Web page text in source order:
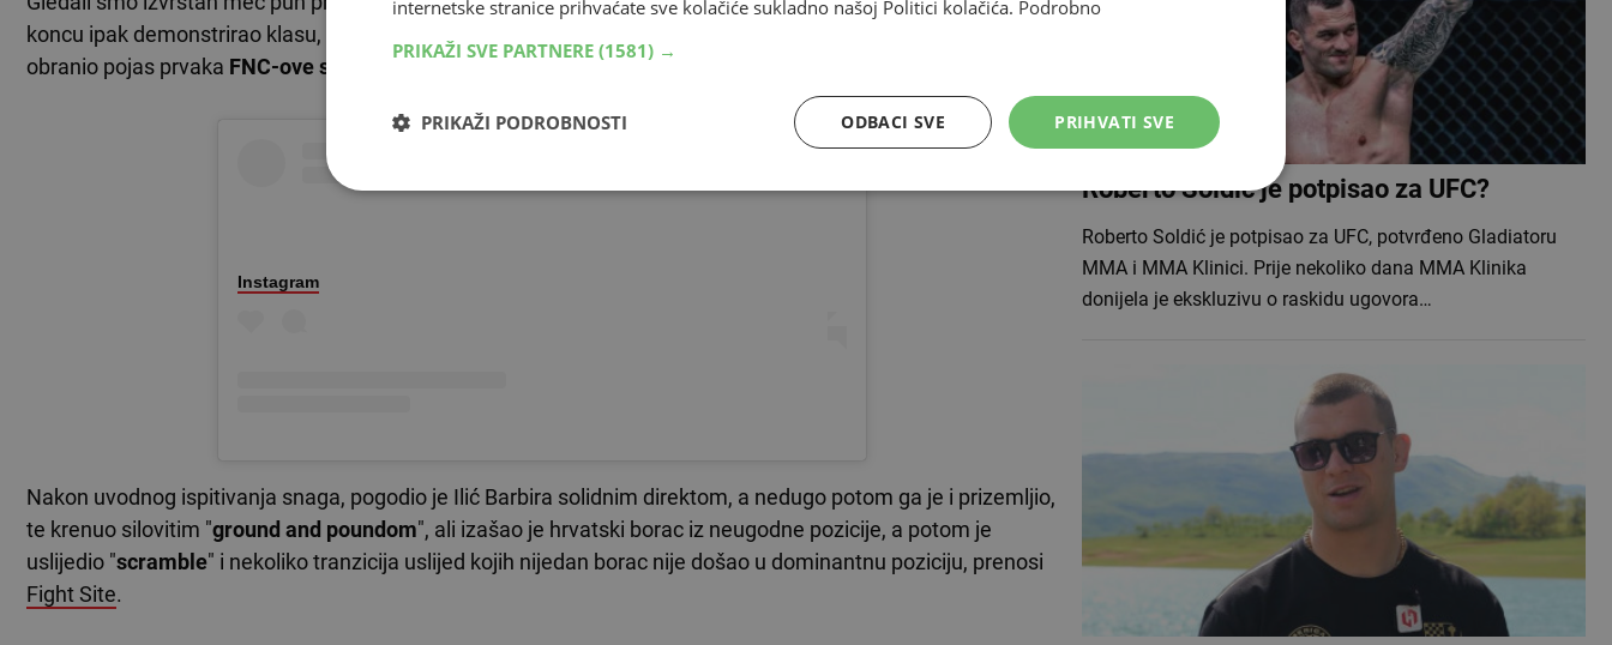
koncu ipak demonstrirao klasu, tehničku potkovanost i svestranost te prisiljavanjem na predaju u prvoj rundi
obranio pojas prvaka FNC-ove srednje divizije
Instagram
Nakon uvodnog ispitivanja snaga, pogodio je Ilić Barbira solidnim direktom, a nedugo potom ga je i prizemljio,
te krenuo silovitim "ground and poundom", ali izašao je hrvatski borac iz neugodne pozicije, a potom je
uslijedio "scramble" i nekoliko tranzicija uslijed kojih nijedan borac nije došao u dominantnu poziciju, prenosi
Fight Site.
Roberto Soldić je potpisao za UFC?
Roberto Soldić je potpisao za UFC, potvrđeno Gladiatoru
MMA i MMA Klinici. Prije nekoliko dana MMA Klinika
donijela je ekskluzivu o raskidu ugovora…
internetske stranice prihvaćate sve kolačiće sukladno našoj Politici kolačića. Podrobno
PRIKAŽI SVE PARTNERE (1581) →
PRIHVATI SVE
ODBACI SVE
PRIKAŽI PODROBNOSTI